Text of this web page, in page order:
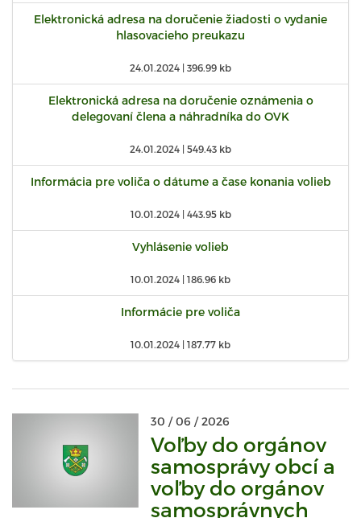
Elektronická adresa na doručenie žiadosti o vydanie
hlasovacieho preukazu
24.01.2024 | 396.99 kb
Elektronická adresa na doručenie oznámenia o
delegovaní člena a náhradníka do OVK
24.01.2024 | 549.43 kb
Informácia pre voliča o dátume a čase konania volieb
10.01.2024 | 443.95 kb
Vyhlásenie volieb
10.01.2024 | 186.96 kb
Informácie pre voliča
10.01.2024 | 187.77 kb
30 / 06 / 2026
Voľby do orgánov
samosprávy obcí a
voľby do orgánov
samosprávnych